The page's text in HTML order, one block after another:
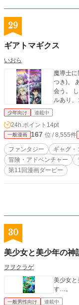
29
ギアトマギクス
いおら
魔導士
つき)。
会う。
ルあり
少年向け 連載中
24h.ポイント 14pt
一般漫画 167 位 / 8,555件
ファンタジー ギャグ・
冒険・アドベンチャー
第11回漫画ダービー
30
美少女と美少年の神
ヲヲクラゲ
美少女と
す…。
一般男性向け 連載中